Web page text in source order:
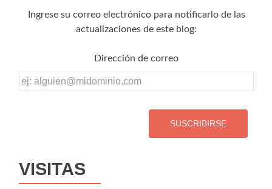
Ingrese su correo electrónico para notificarlo de las
actualizaciones de este blog:
Dirección de correo
Dirección
de
correo
VISITAS